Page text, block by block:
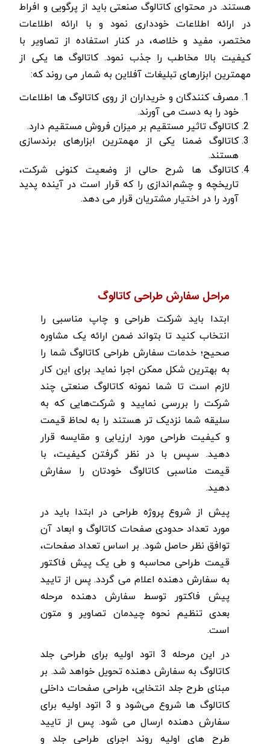
هستند.در محتوای کاتالوگ صنعتی باید از پرگویی و افراط
در ارائه اطلاعات خودداری نمود و با ارائه اطلاعات
مختصر، مفید و خلاصه، در کنار استفاده از تصاویر با
کیفیت بالا مخاطب را جذب نمود.کاتالوگ ها یکی از
مهمترین ابزارهای تبلیغات آفلاین به شمار می روند که:
مصرف کنندگان و خریداران از روی کاتالوگ ها اطلاعات
خود را به دست می آورند.
کاتالوگ تاثیر مستقیم بر میزان فروش مستقیم دارد.
کاتالوگ ضمنا یکی از مهمترین ابزارهای برندسازی
هستند.
کاتالوگ ها شرح حالی از وضعیت کنونی شرکت،
تاریخچه و چشم‌اندازی را که قرار است در آینده پدید
آورد را در اختیار مشتریان قرار می دهد.
مراحل سفارش طراحی کاتالوگ
ابتدا باید شرکت طراحی و چاپ مناسبی را
انتخاب کنید تا بتواند ضمن ارائه یک مشاوره
صحیح؛ خدمات سفارش طراحی کاتالوگ شما را
به بهترین شکل ممکن اجرا نماید. برای این کار
لازم است تا شما نمونه کاتالوگ صنعتی چند
شرکت را بررسی نمایید و شرکت‌هایی که به
سلیقه شما نزدیک تر هستند را به لحاظ قیمت
و کیفیت طراحی مورد ارزیابی و مقایسه قرار
دهید. سپس با در نظر گرفتنکیفیت، با
قیمت مناسبی کاتالوگ خودتان را سفارش
دهید.
پیش از شروع پروژه طراحی در ابتدا باید در
مورد تعداد حدودی صفحات کاتالوگ و ابعاد آن
توافق نظر حاصل شود. بر اساس تعداد صفحات،
قیمت طراحی محاسبه و طی یک پیش فاکتور
به سفارش دهنده اعلام می گردد. پس از تایید
پیش فاکتور توسط سفارش دهنده مرحله
بعدی تنظیم نحوه چیدمان تصاویر و متون
است.
در این مرحله 3 اتود اولیه برای طراحی جلد
کاتالوگ به سفارش دهنده تحویل خواهد شد. بر
مبنای طرح جلد انتخابی، طراحی صفحات داخلی
کاتالوگ ها شروع می‌شود و 3 اتود اولیه برای
سفارش دهنده ارسال می شود. پس از تایید
طرح های اولیه روند اجرای طراحی جلد و